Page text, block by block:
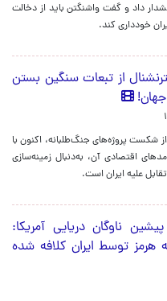
داد و گفت واشنگتن باید از دخالت
خودداری کند.
از تبعات سنگین بستن
جهان!
شکست پروژه‌های جنگ‌طلبانه، اکنون با
اقتصادی آن، به‌دنبال زمینه‌سازی
علیه ایران است.
ناوگان دریایی آمریکا:
هرمز توسط ایران کلافه شده